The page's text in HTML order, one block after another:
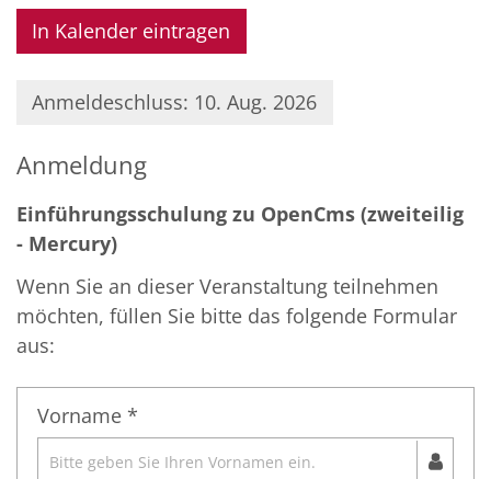
In Kalender eintragen
Anmeldeschluss: 10. Aug. 2026
Anmeldung
Einführungsschulung zu OpenCms (zweiteilig
- Mercury)
Wenn Sie an dieser Veranstaltung teilnehmen
möchten, füllen Sie bitte das folgende Formular
aus:
Vorname *